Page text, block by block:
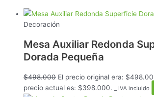
Decoración
Mesa Auxiliar Redonda
Dorada Pequeña
$498.000 El precio original era:
precio actual es: $398.000.
_ IVA incluido